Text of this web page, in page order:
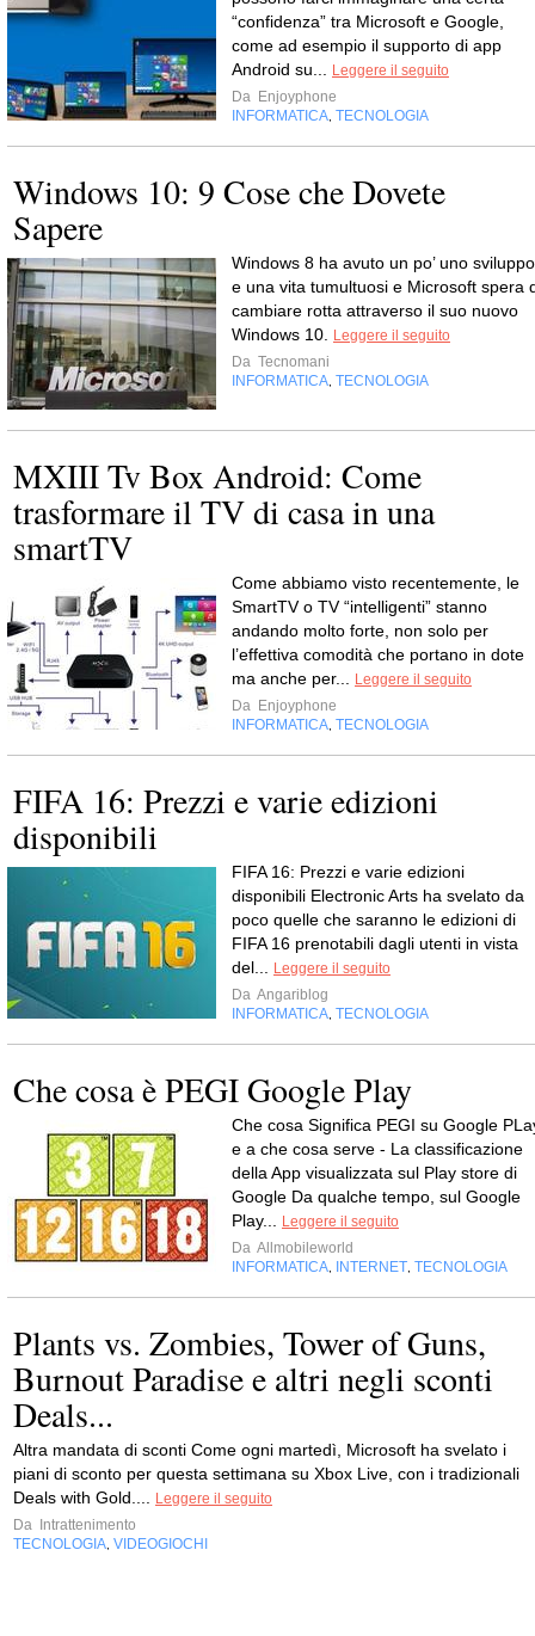
“confidenza” tra Microsoft e Google,
come ad esempio il supporto di app
Android su...
Leggere il seguito
Da Enjoyphone
INFORMATICA TECNOLOGIA
Windows 10: 9 Cose che Dovete
Sapere
Windows 8 ha avuto un po’ uno sviluppo
e una vita tumultuosi e Microsoft spera
cambiare rotta attraverso il suo nuovo
Windows 10.
Leggere il seguito
Da Tecnomani
INFORMATICA TECNOLOGIA
MXIII Tv Box Android: Come
trasformare il TV di casa in una
smartTV
Come abbiamo visto recentemente, le
SmartTV o TV “intelligenti” stanno
andando molto forte, non solo per
l’effettiva comodità che portano in dote
ma anche per...
Leggere il seguito
Da Enjoyphone
INFORMATICA TECNOLOGIA
FIFA 16: Prezzi e varie edizioni
disponibili
FIFA 16: Prezzi e varie edizioni
disponibili Electronic Arts ha svelato da
poco quelle che saranno le edizioni di
FIFA 16 prenotabili dagli utenti in vista
del...
Leggere il seguito
Da Angariblog
INFORMATICA TECNOLOGIA
Che cosa è PEGI Google Play
Che cosa Significa PEGI su Google
e a che cosa serve - La classificazione
della App visualizzata sul Play store di
Google Da qualche tempo, sul Google
Play...
Leggere il seguito
Da Allmobileworld
INFORMATICA
INTERNET TECNOLOGIA
Plants vs. Zombies, Tower of Guns,
Burnout Paradise e altri negli sconti
Deals...
Altra mandata di sconti Come ogni martedì, Microsoft ha svelato i
piani di sconto per questa settimana su Xbox Live, con i tradizionali
Deals with Gold....
Leggere il seguito
Da
Intrattenimento
TECNOLOGIA VIDEOGIOCHI